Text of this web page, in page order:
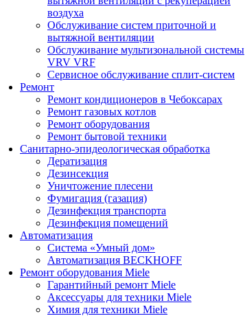
воздуха
Обслуживание систем приточной и
вытяжной вентиляции
Обслуживание мультизональной системы
VRV VRF
Сервисное обслуживание сплит-систем
Ремонт
Ремонт кондиционеров в Чебоксарах
Ремонт газовых котлов
Ремонт оборудования
Ремонт бытовой техники
Санитарно-эпидеологическая обработка
Дератизация
Дезинсекция
Уничтожение плесени
Фумигация (газация)
Дезинфекция транспорта
Дезинфекция помещений
Автоматизация
Система «Умный дом»
Автоматизация BECKHOFF
Ремонт оборудования Miele
Гарантийный ремонт Miele
Аксессуары для техники Miele
Химия для техники Miele